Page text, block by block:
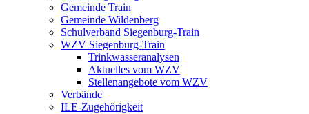
Gemeinde Train
Gemeinde Wildenberg
Schulverband Siegenburg-Train
WZV Siegenburg-Train
Trinkwasseranalysen
Aktuelles vom WZV
Stellenangebote vom WZV
Verbände
ILE-Zugehörigkeit